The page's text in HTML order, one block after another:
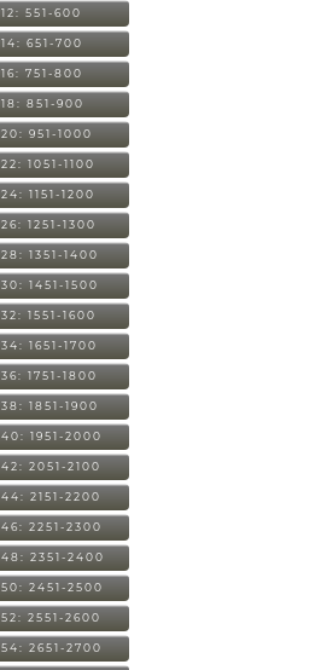
12: 551-600
14: 651-700
16: 751-800
18: 851-900
20: 951-1000
22: 1051-1100
24: 1151-1200
26: 1251-1300
28: 1351-1400
30: 1451-1500
32: 1551-1600
34: 1651-1700
36: 1751-1800
38: 1851-1900
40: 1951-2000
42: 2051-2100
44: 2151-2200
46: 2251-2300
48: 2351-2400
50: 2451-2500
52: 2551-2600
54: 2651-2700